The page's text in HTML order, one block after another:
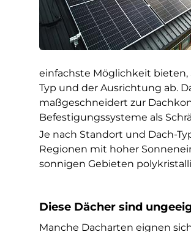
einfachste Möglichkeit bieten,
Typ und der Ausrichtung ab.
maßgeschneidert zur
Befestigungssysteme als
Je nach Standort und Dach-
Regionen mit hoher
sonnigen Gebieten
Diese Dächer sind
Manche Dacharten eignen